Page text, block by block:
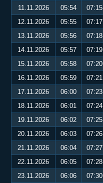
11.11.2026
05:54 07:15
12.11.2026
05:55 07:17
13.11.2026
05:56 07:18
14.11.2026
05:57 07:19
15.11.2026
05:58 07:20
16.11.2026
05:59 07:21
17.11.2026
06:00 07:23
18.11.2026
06:01 07:24
19.11.2026
06:02 07:25
20.11.2026
06:03 07:26
21.11.2026
06:04 07:27
22.11.2026
06:05 07:28
23.11.2026
06:06 07:30